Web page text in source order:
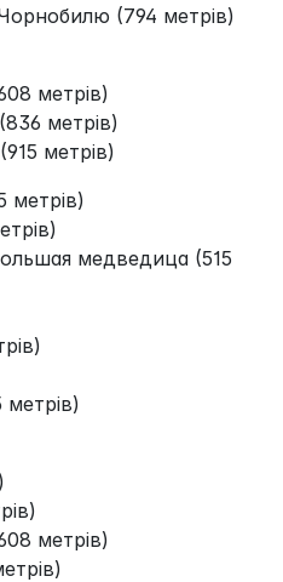
(794 метрів)
метрів)
метрів)
метрів)
метрів)
медведица (515
метрів)